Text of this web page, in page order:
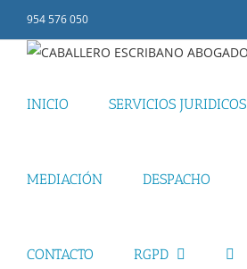
to
content
954 576 050
INICIO SERVICIOS JURIDICOS
MEDIACIÓN DESPACHO
CONTACTO RGPD